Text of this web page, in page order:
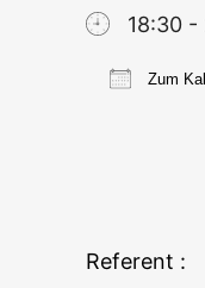
18:30 -
Zum
Referent :